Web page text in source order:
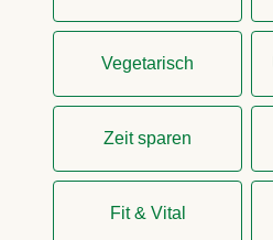
Vegetarisch
Zeit sparen
Fit & Vital